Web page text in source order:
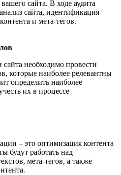
сайта. В ходе аудита
сайта, идентификация
и мета-тегов.
необходимо провести
которые наиболее релевантны
определить наиболее
их в процессе
– это оптимизация контента
будут работать над
мета-тегов, а также